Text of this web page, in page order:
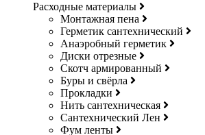
Расходные материалы
Монтажная пена
Герметик сантехнический
Анаэробный герметик
Диски отрезные
Скотч армированный
Буры и свёрла
Прокладки
Нить сантехническая
Сантехнический Лен
Фум ленты